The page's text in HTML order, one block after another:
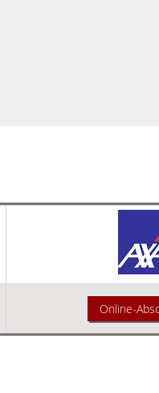
Online-